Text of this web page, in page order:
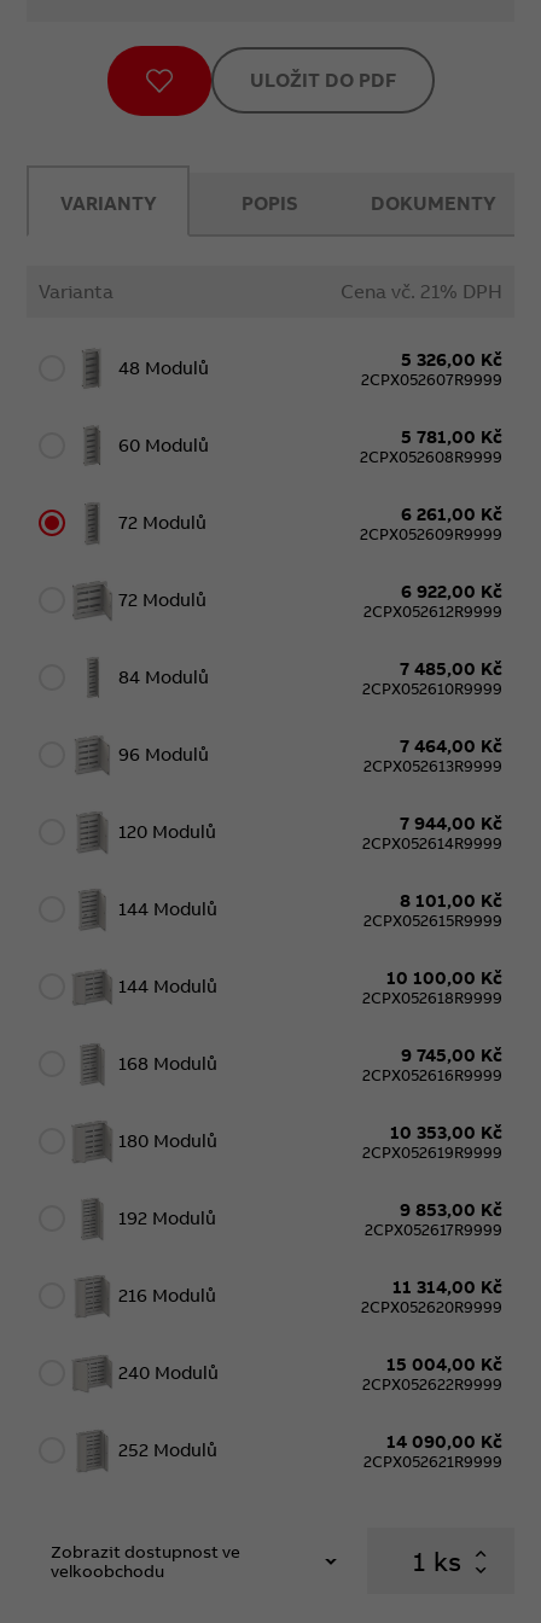
ULOŽIT DO PDF
VARIANTY
Varianta Cena vč. 21% DPH
48 Modulů 5 326,00 Kč
2CPX052607R9999
60 Modulů 5 781,00 Kč
2CPX052608R9999
72 Modulů 6 261,00 Kč
2CPX052609R9999
72 Modulů 6 922,00 Kč
2CPX052612R9999
84 Modulů 7 485,00 Kč
2CPX052610R9999
96 Modulů 7 464,00 Kč
2CPX052613R9999
120 Modulů 7 944,00 Kč
2CPX052614R9999
144 Modulů 8 101,00 Kč
2CPX052615R9999
144 Modulů 10 100,00 Kč
2CPX052618R9999
168 Modulů 9 745,00 Kč
2CPX052616R9999
180 Modulů 10 353,00 Kč
2CPX052619R9999
192 Modulů 9 853,00 Kč
2CPX052617R9999
216 Modulů 11 314,00 Kč
2CPX052620R9999
240 Modulů 15 004,00 Kč
2CPX052622R9999
252 Modulů 14 090,00 Kč
2CPX052621R9999
Zobrazit dostupnost ve
velkoobchodu
ks
POPIS DOKUMENTY